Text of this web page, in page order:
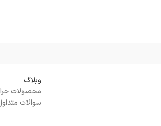
وبلاگ
محصولات
سوالات